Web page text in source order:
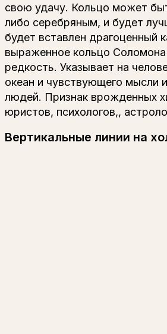
свою удачу. Кольцо может
либо серебряным, и будет
будет вставлен драгоценный
выраженное кольцо
редкость. Указывает на
океан и чувствующего мысли
людей. Признак врожденных
юристов, психологов,,
Вертикальные линии на